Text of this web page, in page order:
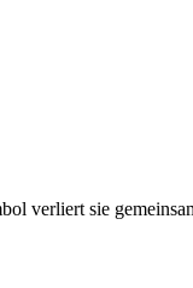
verliert sie